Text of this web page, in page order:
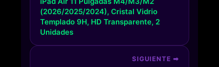
(2026/2025/2024), Cristal Vidrio
Templado 9H, HD Transparente, 2
Unidades
SIGUIENTE ➡